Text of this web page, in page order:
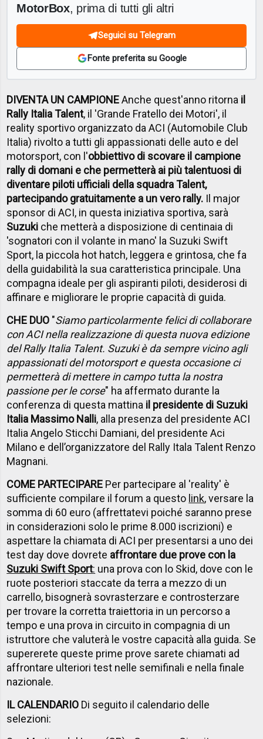
MotorBox, prima di tutti gli altri
Seguici su Telegram
Fonte preferita su Google
DIVENTA UN CAMPIONEAnche quest'anno ritorna il
Rally Italia Talent, il 'Grande Fratello dei Motori', il
reality sportivo organizzato da ACI (Automobile Club
Italia) rivolto a tutti gli appassionati delle auto e del
motorsport, con l'obbiettivo di scovare il campione
rally di domani e che permetterà ai più talentuosi di
diventare piloti ufficiali della squadra Talent,
partecipando gratuitamente a un vero rally. Il major
sponsor di ACI, in questa iniziativa sportiva, sarà
Suzuki che metterà a disposizione di centinaia di
'sognatori con il volante in mano' la Suzuki Swift
Sport, la piccola hot hatch, leggera e grintosa, che fa
della guidabilità la sua caratteristica principale. Una
compagna ideale per gli aspiranti piloti, desiderosi di
affinare e migliorare le proprie capacità di guida.
CHE DUO "Siamo particolarmente felici di collaborare
con ACI nella realizzazione di questa nuova edizione
del Rally Italia Talent. Suzuki è da sempre vicino agli
appassionati del motorsport e questa occasione ci
permetterà di mettere in campo tutta la nostra
passione per le corse" ha affermato durante la
conferenza di questa mattina il presidente di Suzuki
Italia Massimo Nalli, alla presenza del presidente ACI
Italia Angelo Sticchi Damiani, del presidente Aci
Milano e dell’organizzatore del Rally Itala Talent Renzo
Magnani.
COME PARTECIPARE Per partecipare al 'reality' è
sufficiente compilare il forum a questo link, versare la
somma di 60 euro (affrettatevi poiché saranno prese
in considerazioni solo le prime 8.000 iscrizioni) e
aspettare la chiamata di ACI per presentarsi a uno dei
test day dove dovrete affrontare due prove con la
Suzuki Swift Sport: una prova con lo Skid, dove con le
ruote posteriori staccate da terra a mezzo di un
carrello, bisognerà sovrasterzare e controsterzare
per trovare la corretta traiettoria in un percorso a
tempo e una prova in circuito in compagnia di un
istruttore che valuterà le vostre capacità alla guida. Se
supererete queste prime prove sarete chiamati ad
affrontare ulteriori test nelle semifinali e nella finale
nazionale.
IL CALENDARIO Di seguito il calendario delle
selezioni: